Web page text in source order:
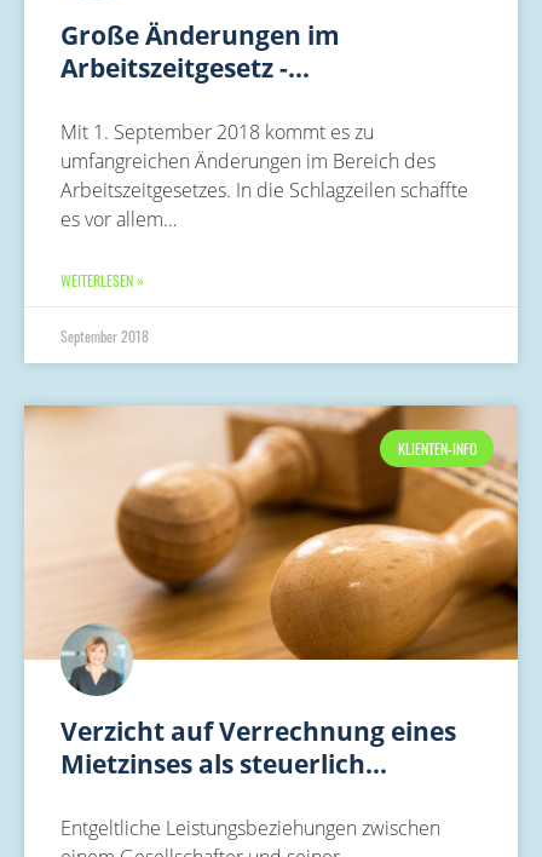
Große Änderungen im
Arbeitszeitgesetz -…
Mit 1. September 2018 kommt es zu
umfangreichen Änderungen im Bereich des
Arbeitszeitgesetzes. In die Schlagzeilen schaffte
es vor allem…
WEITERLESEN »
September 2018
KLIENTEN-INFO
Verzicht auf Verrechnung eines
Mietzinses als steuerlich…
Entgeltliche Leistungsbeziehungen zwischen